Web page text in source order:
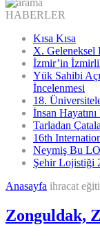
HABERLER
Kısa Kısa
X. Geleneksel
İzmir’in
Yük Sahibi
İncelenmesi
18.
İnsan
Tarladan Çatala
16th
Neymiş Bu
Şehir Lojistiği
Anasayfa ihracat
Zonguldak,